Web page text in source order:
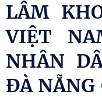
LÂM
VIỆT
NHÂN
ĐÀ